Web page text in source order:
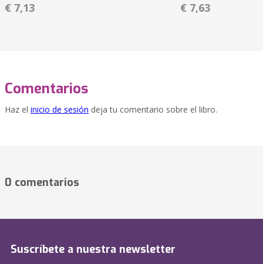
€ 7,13 € 7,63
Comentarios
Haz el inicio de sesión deja tu comentario sobre el libro.
0 comentarios
Suscríbete a nuestra newsletter